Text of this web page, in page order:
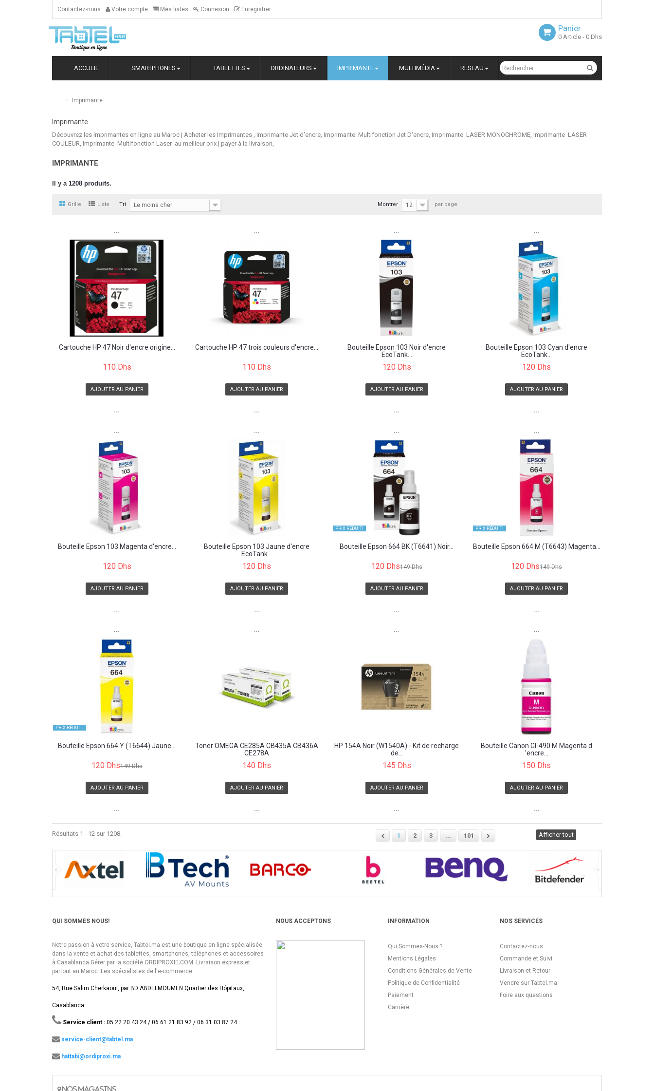
Contactez-nous Votre compte Mes listes Connexion Enregistrer
Panier
0 Article - 0 Dhs
ACCUEIL SMARTPHONES TABLETTES ORDINATEURS IMPRIMANTE MULTIMÉDIA RESEAU
Imprimante
Imprimante
Découvrez les Imprimantes en ligne au Maroc | Acheter les Imprimantes , Imprimante Jet d'encre, Imprimante Multifonction Jet D'encre, Imprimante LASER MONOCHROME, Imprimante LASER
COULEUR, Imprimante Multifonction Laser au meilleur prix | payer à la livraison,
IMPRIMANTE
Il y a 1208 produits.
Grille Liste Tri Le moins cher Montrer 12 par page
```
Cartouche HP 47 Noir d'encre origine...
110 Dhs
AJOUTER AU PANIER
```
```
Cartouche HP 47 trois couleurs d'encre...
110 Dhs
AJOUTER AU PANIER
```
```
Bouteille Epson 103 Noir d'encre
EcoTank...
120 Dhs
AJOUTER AU PANIER
```
```
Bouteille Epson 103 Cyan d'encre
EcoTank...
120 Dhs
AJOUTER AU PANIER
```
```
Bouteille Epson 103 Magenta d'encre...
120 Dhs
AJOUTER AU PANIER
```
```
Bouteille Epson 103 Jaune d'encre
EcoTank...
120 Dhs
AJOUTER AU PANIER
```
```
Bouteille Epson 664 BK (T6641) Noir...
120 Dhs149 Dhs
PRIX ​​RÉDUIT!
AJOUTER AU PANIER
```
```
Bouteille Epson 664 M (T6643) Magenta...
120 Dhs149 Dhs
PRIX ​​RÉDUIT!
AJOUTER AU PANIER
```
```
Bouteille Epson 664 Y (T6644) Jaune...
120 Dhs149 Dhs
PRIX ​​RÉDUIT!
AJOUTER AU PANIER
```
```
Toner OMEGA CE285A CB435A CB436A
CE278A
140 Dhs
AJOUTER AU PANIER
```
```
HP 154A Noir (W1540A) - Kit de recharge
de...
145 Dhs
AJOUTER AU PANIER
```
```
Bouteille Canon GI-490 M Magenta d
'encre...
150 Dhs
AJOUTER AU PANIER
```
Afficher tout
1 2 3 ... 101
Résultats 1 - 12 sur 1208.
QUI SOMMES NOUS!
Notre passion à votre service, Tabtel.ma est une boutique en ligne spécialisée
dans la vente et achat des tablettes, smartphones, téléphones et accessoires
à Casablanca Gérer par la société ORDIPROXI.ِCOM. Livraison express et
partout au Maroc. Les spécialistes de l'e-commerce.
54, Rue Salim Cherkaoui, par BD ABDELMOUMEN Quartier des Hôpitaux,
Casablanca.
Service client : 05 22 20 43 24 / 06 61 21 83 92 / 06 31 03 87 24
service-client@tabtel.ma
hattabi@ordiproxi.ma
NOUS ACCEPTONS INFORMATION
Qui Sommes-Nous ?
Mentions Légales
Conditions Générales de Vente
Politique de Confidentialité
Paiement
Carrière
NOS SERVICES
Contactez-nous
Commande et Suivi
Livraison et Retour
Vendre sur Tabtel.ma
Foire aux questions
NOS MAGASINS